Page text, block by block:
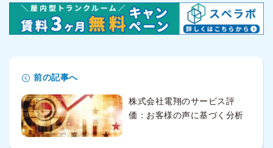
前の記事へ
株式会社電翔のサービス評
価：お客様の声に基づく分析